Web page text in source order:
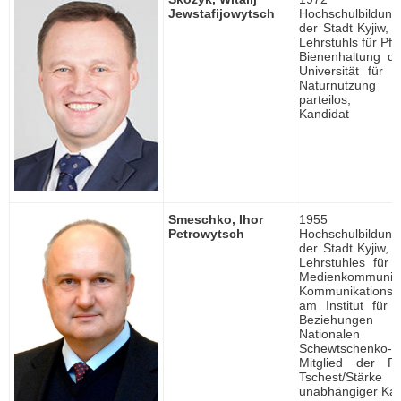
Jewstafijowytsch
der Stadt Kyjiw,
Lehrstuhls für
Bienenhaltung
Universität für
Naturnutzung
parteilos,
Kandidat
Smeschko, Ihor
Petrowytsch
1955
der Stadt Kyjiw,
Lehrstuhles für
am Institut für
Beziehungen
Schewtschenko-
Mitglied der
Tschest/
unabhängiger